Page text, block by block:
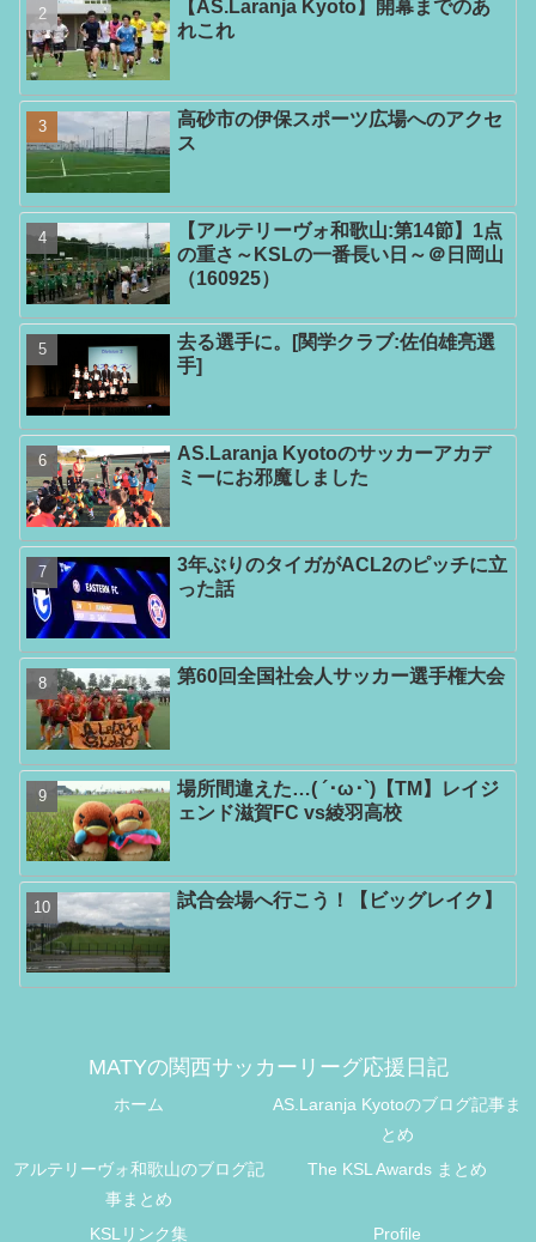
【AS.Laranja Kyoto】開幕までのあ
れこれ
高砂市の伊保スポーツ広場へのアクセ
ス
【アルテリーヴォ和歌山:第14節】1点
の重さ～KSLの一番長い日～＠日岡山
（160925）
去る選手に。[関学クラブ:佐伯雄亮選
手]
AS.Laranja Kyotoのサッカーアカデ
ミーにお邪魔しました
3年ぶりのタイガがACL2のピッチに立
った話
第60回全国社会人サッカー選手権大会
場所間違えた…( ´･ω･`)【TM】レイジ
ェンド滋賀FC vs綾羽高校
試合会場へ行こう！【ビッグレイク】
MATYの関西サッカーリーグ応援日記
ホーム
AS.Laranja Kyotoのブログ記事ま
とめ
アルテリーヴォ和歌山のブログ記
事まとめ
The KSL Awards まとめ
KSLリンク集 Profile